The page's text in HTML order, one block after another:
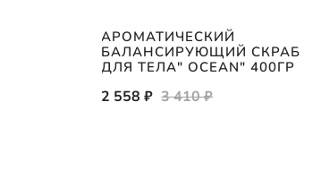
АРОМАТИЧЕСКИЙ
БАЛАНСИРУЮЩИЙ СКРАБ
ДЛЯ ТЕЛА" OCEAN" 400ГР
2 558 ₽ 3 410 ₽